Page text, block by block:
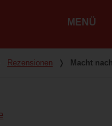
MENÜ
Rezensionen ❭ Macht